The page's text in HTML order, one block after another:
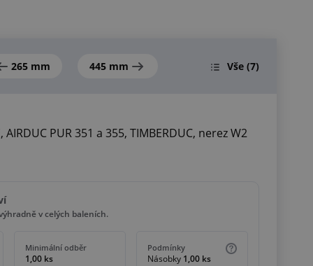
265 mm 445 mm Vše (7)
AIRDUC PUR 351 a 355, TIMBERDUC, nerez W2
v celých baleních.
Minimální odběr
1,00 ks
Podmínky
Násobky 1,00 ks